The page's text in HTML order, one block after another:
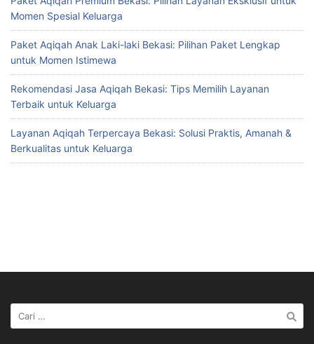
Momen Spesial Keluarga
Paket Aqiqah Anak Laki-laki Bekasi: Pilihan Paket Lengkap
untuk Momen Istimewa
Rekomendasi Jasa Aqiqah Bekasi: Tips Memilih Layanan
Terbaik untuk Keluarga
Layanan Aqiqah Terpercaya Bekasi: Solusi Praktis, Amanah &
Berkualitas untuk Keluarga
Cari
untuk: